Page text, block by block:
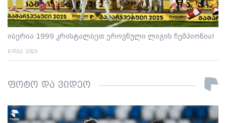
იბერია 1999 კრისტალბეთ ეროვნული ლიგის ჩემპიონია!
6 დეკ. 2025
ფოტო და ვიდეო